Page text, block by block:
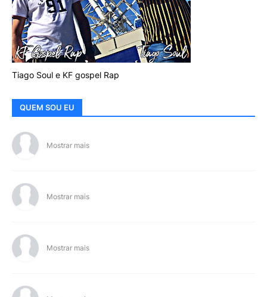
Tiago Soul e KF gospel Rap
QUEM SOU EU
Mostrar mais
Mostrar mais
Mostrar mais